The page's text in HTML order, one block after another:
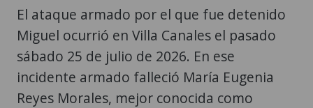
El ataque armado por el que fue detenido
Miguel ocurrió en Villa Canales el pasado
sábado 25 de julio de 2026. En ese
incidente armado falleció María Eugenia
Reyes Morales, mejor conocida como